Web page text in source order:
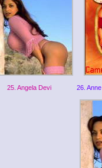
25. Angela Devi 26.